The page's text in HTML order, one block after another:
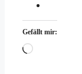
Gefällt mir:
Wird